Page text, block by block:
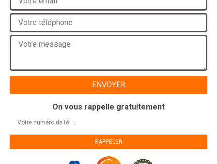
On vous rappelle gratuitement